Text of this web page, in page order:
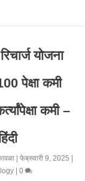
योजना
पेक्षा कमी
कमी –
| फेब्रुवारी 9, 2025
| 0